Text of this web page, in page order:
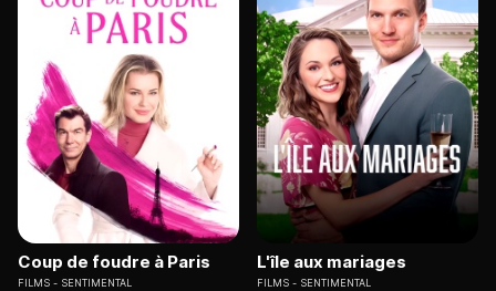
Coup de foudre à Paris
FILMS SENTIMENTAL
L'île aux mariages
FILMS SENTIMENTAL